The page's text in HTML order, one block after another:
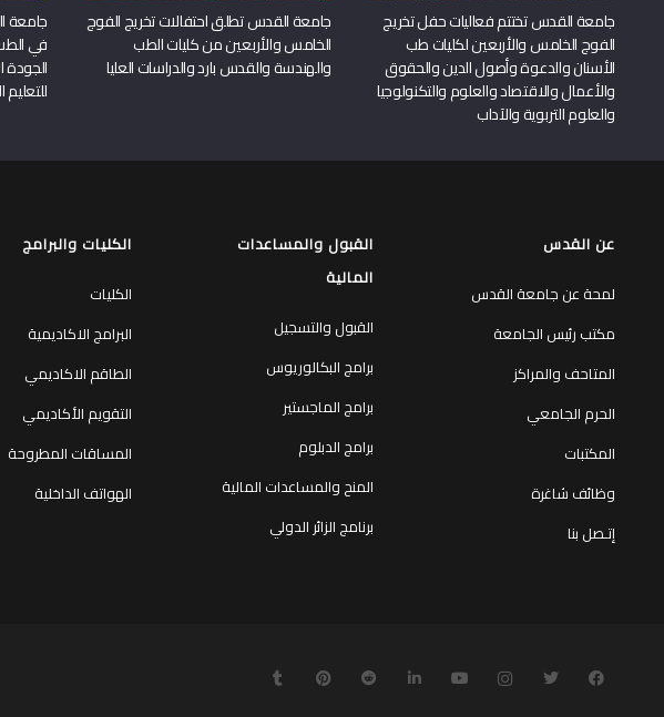
جامعة القدس تختتم فعاليات حفل تخريج
الفوج الخامس والأربعين لكليات طب
الأسنان والدعوة وأصول الدين والحقوق
والأعمال والاقتصاد والعلوم والتكنولوجيا
والعلوم التربوية والآداب
جامعة القدس تطلق احتفالات تخريج الفوج
الخامس والأربعين من كليات الطب
والهندسة والقدس بارد والدراسات العليا
جامعة
في
الجودة
عن القدس
لمحة عن جامعة القدس
مكتب رئيس الجامعة
المتاحف والمراكز
الحرم الجامعي
المكتبات
وظائف شاغرة
إتـصل بنا
القبول والمساعدات
المالية
القبول والتسجيل
برامج البكالوريوس
برامج الماجستير
برامج الدبلوم
المنح والمساعدات المالية
برنامج الزائر الدولي
الكليات والبرامج
الكليات
البرامج الاكاديمية
الطاقم الاكاديمي
التقويم الأكاديمي
المساقات المطروحة
الهواتف الداخلية